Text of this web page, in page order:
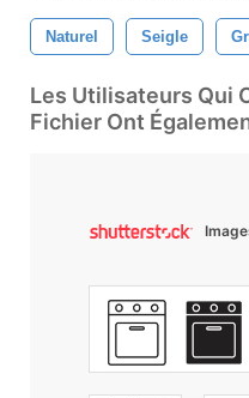
Naturel Seigle
Les Utilisateurs Qui
Fichier Ont